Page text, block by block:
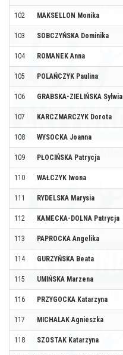
102 MAKSELLON Monika
103 SOBCZYŃSKA Dominika
104 ROMANEK Anna
105 POLAŃCZYK Paulina
106 GRABSKA-ZIELIŃSKA Sylwia
107 KARCZMARCZYK Dorota
108 WYSOCKA Joanna
109 PŁOCIŃSKA Patrycja
110 WAŁCZYK Iwona
111 RYDELSKA Marysia
112 KAMECKA-DOLNA Patrycja
113 PAPROCKA Angelika
114 GURZYŃSKA Beata
115 UMIŃSKA Marzena
116 PRZYGOCKA Katarzyna
117 MICHALAK Agnieszka
118 SZOSTAK Katarzyna